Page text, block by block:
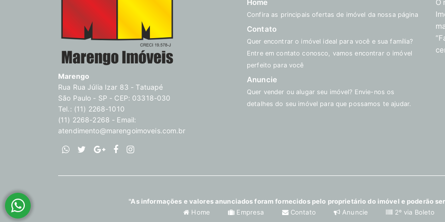
Marengo
Rua Rua Júlia Izar 83 - Tatuapé
São Paulo - SP - CEP: 03318-030
Tel.: (11) 2268-1010
(11) 2268-2268 - Email:
atendimento@marengoimoveis.com.br
Home
Confira as principais ofertas de imóvel da nossa página
Contato
Quer encontrar o imóvel ideal para você e sua família?
Entre em contato conosco, vamos encontrar o imóvel
perfeito para você
Anuncie
Quer vender ou alugar seu imóvel? Envie-nos os
detalhes do seu imóvel para que possamos te ajudar.
O
"As informações e valores anunciados foram fornecidos pelo proprietário do imóvel e poderão
Home
Empresa Contato Anuncie 2º via Boleto